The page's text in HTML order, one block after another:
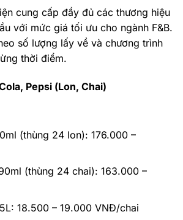
cung cấp đầy đủ các thương hiệu
với mức giá tối ưu cho ngành F&B.
số lượng lấy về và chương trình
thời điểm.
Pepsi (Lon, Chai)
(thùng 24 lon): 176.000 –
(thùng 24 chai): 163.000 –
18.500 – 19.000 VNĐ/chai